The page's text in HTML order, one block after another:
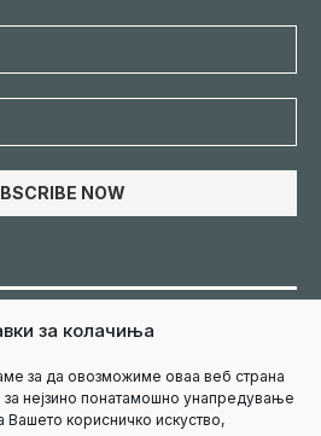
за колачиња
за да овозможиме оваа веб страна
нејзино понатамошно унапредување
корисничко искуство,